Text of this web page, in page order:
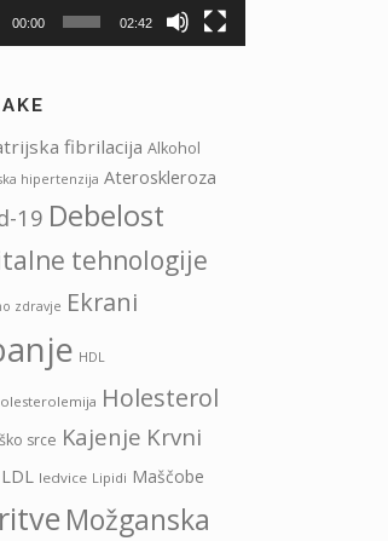
00:00 02:42
fibrilacija Alkohol
hipertenzija Ateroskleroza
19 Debelost
tehnologije
zdravje Ekrani
HDL
Holesterol
srce Kajenje Krvni
LDL ledvice Lipidi Maščobe
Možganska